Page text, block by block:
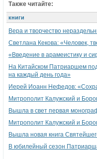
Также читайте:
книги
Вера и творчество
Светлана Кекова: «Человек,
«Введение в арамеистику и
На Китайском Патриаршем
на каждый день года»
Иерей Иоанн Нефедов:
Митрополит Калужский и
Вышла в свет первая
Митрополит Калужский и
Вышла новая книга
В юбилейный сезон